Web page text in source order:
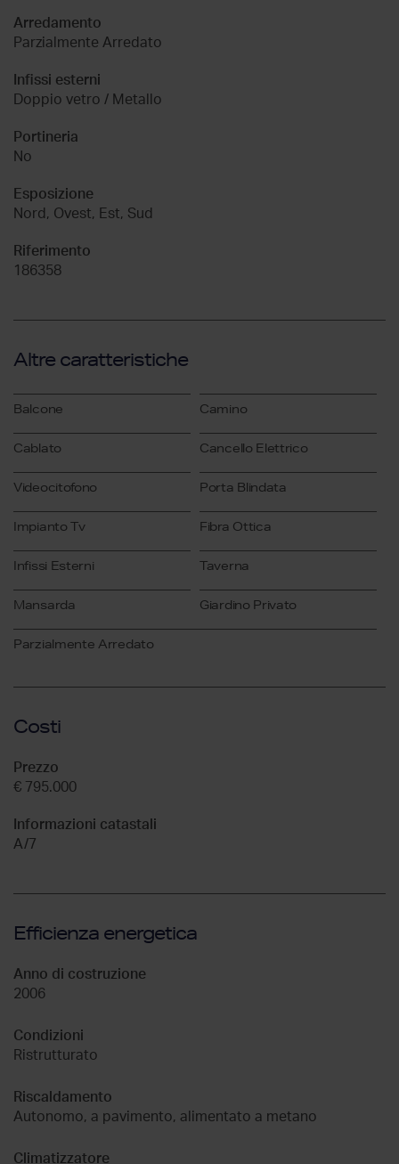
Arredamento
Parzialmente Arredato
Infissi esterni
Doppio vetro / Metallo
Portineria
No
Esposizione
Nord, Ovest, Est, Sud
Riferimento
186358
Altre caratteristiche
Balcone Camino
Cablato Cancello Elettrico
Videocitofono Porta Blindata
Impianto Tv Fibra Ottica
Infissi Esterni Taverna
Mansarda Giardino Privato
Parzialmente Arredato
Costi
Prezzo
€ 795.000
Informazioni catastali
A/7
Efficienza energetica
Anno di costruzione
2006
Condizioni
Ristrutturato
Riscaldamento
Autonomo, a pavimento, alimentato a metano
Climatizzatore